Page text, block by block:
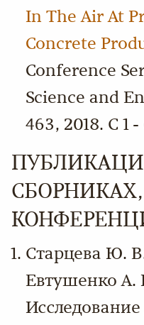
In The Air At
Concrete
Conference
Science and
463, 2018. С 1 -
Старцева Ю.
Евтушенко А.